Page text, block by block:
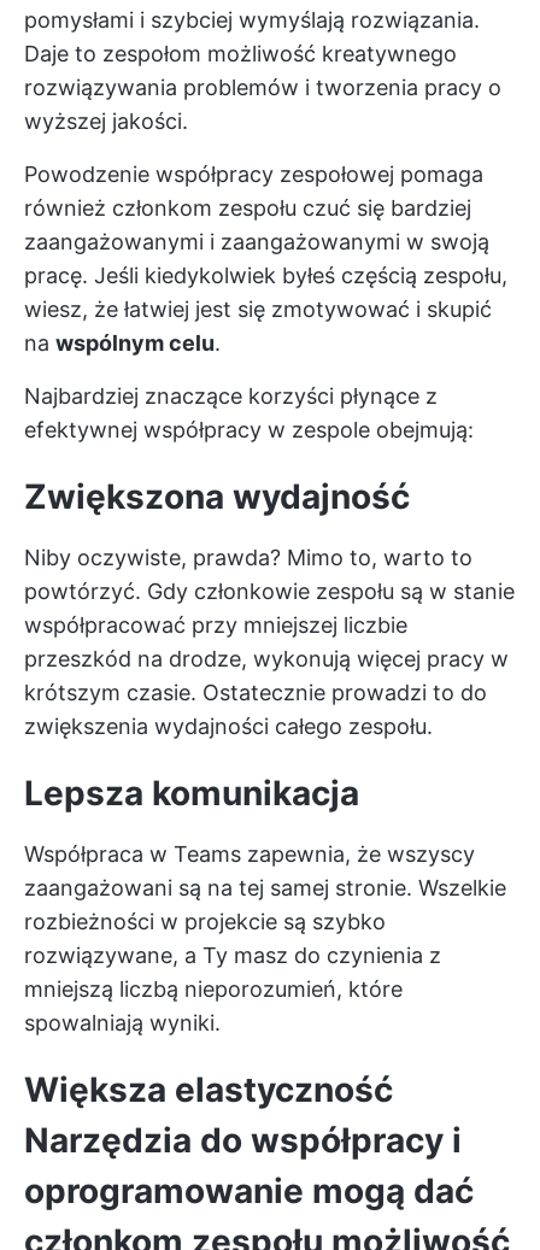
pomysłami i szybciej wymyślają rozwiązania.
Daje to zespołom możliwość kreatywnego
rozwiązywania problemów i tworzenia pracy o
wyższej jakości.
Powodzenie współpracy zespołowej pomaga
również członkom zespołu czuć się bardziej
zaangażowanymi i zaangażowanymi w swoją
pracę. Jeśli kiedykolwiek byłeś częścią zespołu,
wiesz, że łatwiej jest się zmotywować i skupić
na wspólnym celu.
Najbardziej znaczące korzyści płynące z
efektywnej współpracy w zespole obejmują:
Zwiększona wydajność
Niby oczywiste, prawda? Mimo to, warto to
powtórzyć. Gdy członkowie zespołu są w stanie
współpracować przy mniejszej liczbie
przeszkód na drodze, wykonują więcej pracy w
krótszym czasie. Ostatecznie prowadzi to do
zwiększenia wydajności całego zespołu.
Lepsza komunikacja
Współpraca w Teams zapewnia, że wszyscy
zaangażowani są na tej samej stronie. Wszelkie
rozbieżności w projekcie są szybko
rozwiązywane, a Ty masz do czynienia z
mniejszą liczbą nieporozumień, które
spowalniają wyniki.
Większa elastyczność
Narzędzia do współpracy i
oprogramowanie mogą dać
członkom zespołu możliwość